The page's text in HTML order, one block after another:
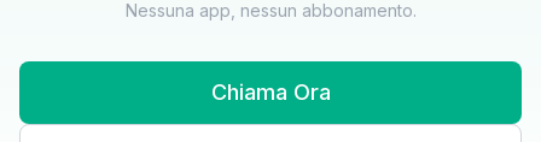
Nessuna app, nessun abbonamento.
Chiama Ora